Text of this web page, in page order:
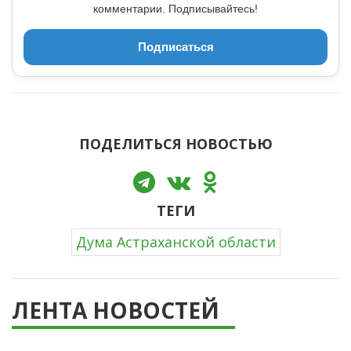
комментарии. Подписывайтесь!
Подписаться
ПОДЕЛИТЬСЯ НОВОСТЬЮ
ТЕГИ
Дума Астраханской области
ЛЕНТА НОВОСТЕЙ